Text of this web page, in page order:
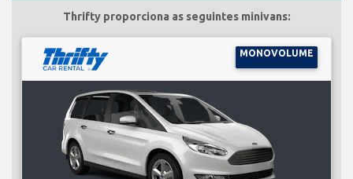
Thrifty proporciona as seguintes minivans:
MONOVOLUME